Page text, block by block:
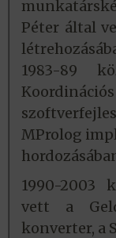
Péter által
1983-89
MProlog
1990-2003
vett a
konverter, a